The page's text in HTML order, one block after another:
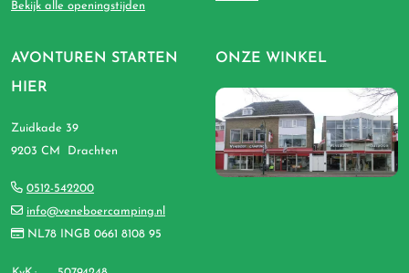
AVONTUREN STARTEN
HIER
Zuidkade 39
9203 CM Drachten
0512-542200
info@veneboercamping.nl
NL78 INGB 0661 8108 95
Bekijk alle openingstijden
ONZE WINKEL